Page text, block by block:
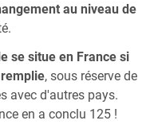
au niveau de
se situe en France si
, sous réserve de
avec d'autres pays.
en a conclu 125 !